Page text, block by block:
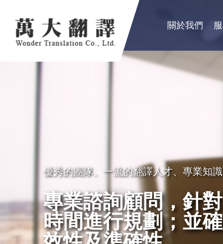
關於我們
優秀的團隊、一流的翻譯人才、專業知
專業諮詢顧問，針
時間進行規劃；並
卓越品質服務顧客，創造出翻譯真實價
精益求精，配合市
的服務理念，以真
秉持成功的企業要領，永續經營
良好的服務及翻譯
公、民營機構、工